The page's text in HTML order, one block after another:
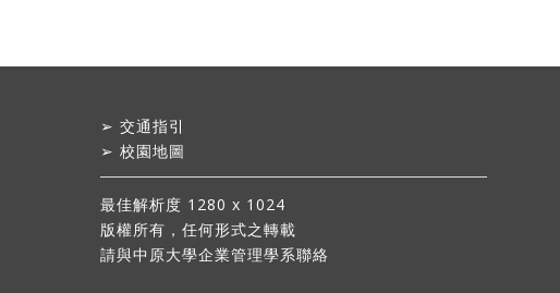
➢交通指引
➢校園地圖
最佳解析度 1280 x 1024
版權所有，任何形式之轉載
請與中原大學企業管理學系聯絡